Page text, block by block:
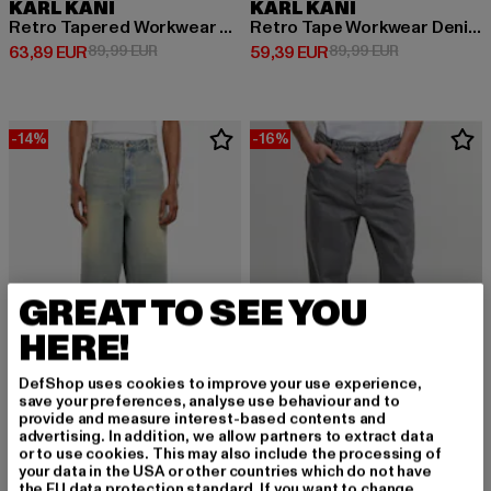
KARL KANI
Retro Tapered Workwear Denim Loose
63,89 EUR
Derzeitiger Preis: 63,89 EUR
89,99 EURAktionspreis: 89,99 EUR
KARL KANI
Retro Tape Workwear Denim Loose Fit
59,39 EUR
Derzeitiger Preis: 59,39 EUR
89,99 EURAktionspreis:
-14%
KARL KANI
KM242-050-1 Karl Kani OG Denim Baggy Jorts
69,99 EURAktionspreis: 69,99 EUR
-16%
2Y STUDIOS
GREAT TO SEE YOU
HERE!
DefShop uses cookies to improve your use experience,
save your preferences, analyse use behaviour and to
provide and measure interest-based contents and
advertising. In addition, we allow partners to extract data
or to use cookies. This may also include the processing of
your data in the USA or other countries which do not have